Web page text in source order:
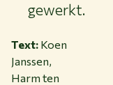
gewerkt.
Text: Koen
Janssen,
Harm ten